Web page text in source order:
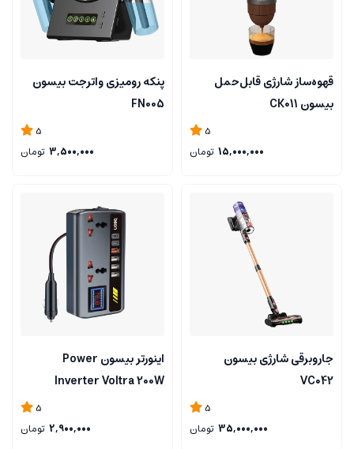
قهوه‌ساز شارژی قابل‌حمل
بیسون CK011
5
15,000,000 تومان
پنکه رومیزی واترجت بیسون
FN005
5
3,500,000 تومان
جاروبرقی شارژی بیسون
VC042
5
35,000,000 تومان
اینورتر بیسون Power
Inverter Voltra 200W
5
2,900,000 تومان